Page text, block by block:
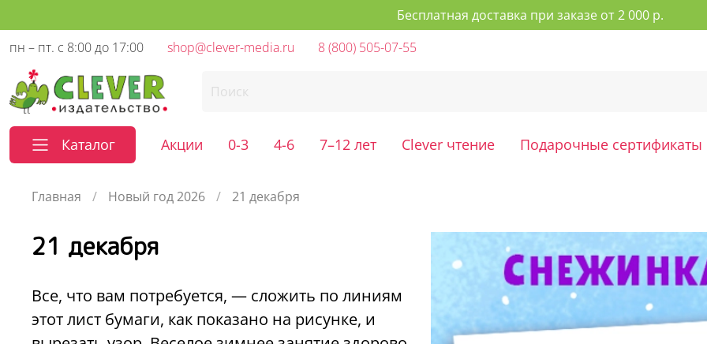
Бесплатная доставка при заказе от 2 000 р.
пн – пт. с 8:00 до 17:00
shop@clever-media.ru 8 (800) 505-07-55
Каталог Акции 0-3 4-6 7–12 лет Clever чтение Подарочные сертификаты
Главная Новый год 2026 21 декабря
21 декабря
Все, что вам потребуется, — сложить по линиям
этот лист бумаги, как показано на рисунке, и